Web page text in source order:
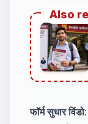
Also
फॉर्म सुधार विंडो